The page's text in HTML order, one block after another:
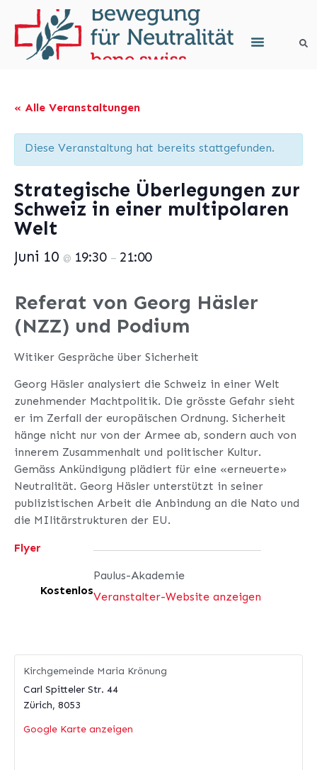
« Alle Veranstaltungen
Diese Veranstaltung hat bereits stattgefunden.
Strategische Überlegungen zur
Schweiz in einer multipolaren
Welt
Juni 10 @ 19:30 – 21:00
Referat von Georg Häsler
(NZZ) und Podium
Witiker Gespräche über Sicherheit
Georg Häsler analysiert die Schweiz in einer Welt
zunehmender Machtpolitik. Die grösste Gefahr sieht
er im Zerfall der europäischen Ordnung. Sicherheit
hänge nicht nur von der Armee ab, sondern auch von
innerem Zusammenhalt und politischer Kultur.
Gemäss Ankündigung plädiert für eine «erneuerte»
Neutralität. Georg Häsler unterstützt in seiner
publizistischen Arbeit die Anbindung an die Nato und
die MIlitärstrukturen der EU.
Flyer
Kostenlos
Paulus-Akademie
Veranstalter-Website anzeigen
Kirchgemeinde Maria Krönung
Carl Spitteler Str. 44
Zürich, 8053
Google Karte anzeigen